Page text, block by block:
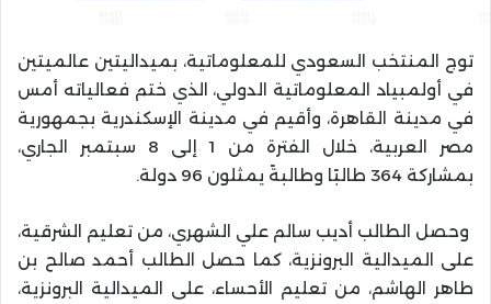
توج المنتخب السعودي للمعلوماتية، بميداليتين عالميتين
في أولمبياد المعلوماتية الدولي، الذي ختم فعالياته أمس
في مدينة القاهرة، وأقيم في مدينة الإسكندرية بجمهورية
مصر العربية، خلال الفترة من 1 إلى 8 سبتمبر الجاري،
بمشاركة 364 طالبًا وطالبةً يمثلون 96 دولة.
وحصل الطالب أديب سالم علي الشهري، من تعليم الشرقية،
على الميدالية البرونزية، كما حصل الطالب أحمد صالح بن
طاهر الهاشم، من تعليم الأحساء، على الميدالية البرونزية،